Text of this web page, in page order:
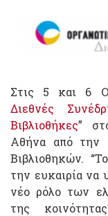
Στις 5 και 6
Διεθνές
Βιβλιοθήκες”
Αθήνα από την
Βιβλιοθηκών.
την ευκαιρία να
νέο ρόλο των
της